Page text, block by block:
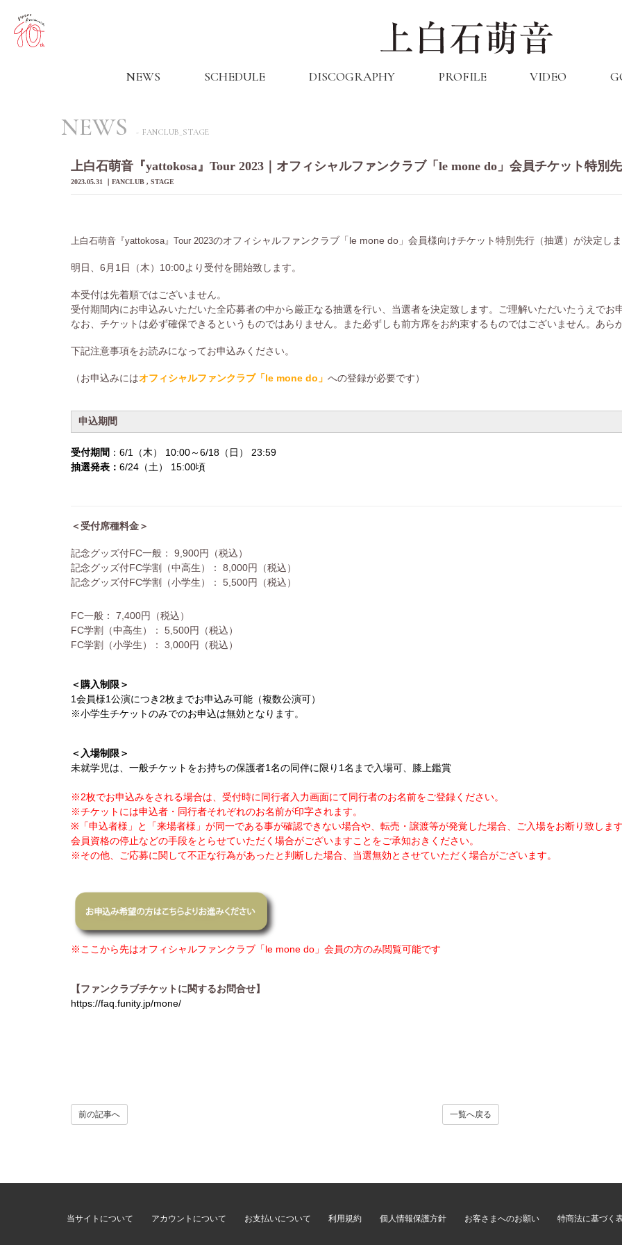
NEWS SCHEDULE DISCOGRAPHY PROFILE VIDEO
NEWS FANCLUB_STAGE
上白石萌音『yattokosa』Tour 2023｜オフィシャルファンクラブ「le mone do」会員チケット特別
2023.05.31 FANCLUB STAGE
上白石萌音『yattokosa』Tour 2023のオフィシャルファンクラブ「le mone do」会員様向けチケット特別先行（抽選）が決定しま
明日、6月1日（木）10:00より受付を開始致します。
本受付は先着順ではございません。
受付期間内にお申込みいただいた全応募者の中から厳正なる抽選を行い、当選者を決定致します。ご理解いただいたうえでお
なお、チケットは必ず確保できるというものではありません。また必ずしも前方席をお約束するものではございません。あら
下記注意事項をお読みになってお申込みください。
（お申込みにはオフィシャルファンクラブ「le mone do」 への登録が必要です）
申込期間
受付期間 ：6/1（木） 10:00～6/18（日） 23:59
抽選発表： 6/24（土） 15:00頃
＜受付席種料金＞
記念グッズ付FC一般： 9,900円（税込）
記念グッズ付FC学割（中高生）： 8,000円（税込）
記念グッズ付FC学割（小学生）： 5,500円（税込）
FC一般： 7,400円（税込）
FC学割（中高生）： 5,500円（税込）
FC学割（小学生）： 3,000円（税込）
＜購入制限＞
1会員様1公演につき2枚までお申込み可能（複数公演可）
※小学生チケットのみでのお申込は無効となります。
＜入場制限＞
未就学児は、一般チケットをお持ちの保護者1名の同伴に限り1名まで入場可、膝上鑑賞
※2枚でお申込みをされる場合は、受付時に同行者入力画面にて同行者のお名前をご登録ください。
※チケットには申込者・同行者それぞれのお名前が印字されます。
※「申込者様」と「来場者様」が同一である事が確認できない場合や、転売・譲渡等が発覚した場合、ご入場をお断り致しま
会員資格の停止などの手段をとらせていただく場合がございますことをご承知おきください。
※その他、ご応募に関して不正な行為があったと判断した場合、当選無効とさせていただく場合がございます。
※ここから先はオフィシャルファンクラブ「le mone do」会員の方のみ閲覧可能です
【ファンクラブチケットに関するお問合せ】
https://faq.funity.jp/mone/
前の記事へ 一覧へ戻る
当サイトについて アカウントについて お支払いについて 利用規約 個人情報保護方針 お客さまへのお願い 特商法に基づく